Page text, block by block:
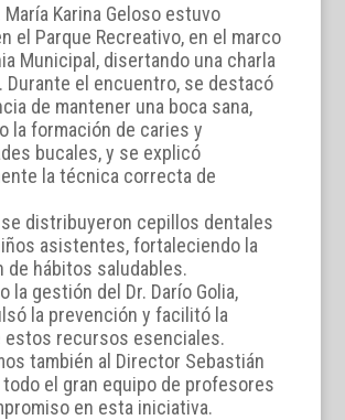
María Karina Geloso estuvo
el Parque Recreativo, en el marco
Municipal, disertando una charla
Durante el encuentro, se destacó
de mantener una boca sana,
la formación de caries y
bucales, y se explicó
la técnica correcta de
distribuyeron cepillos dentales
asistentes, fortaleciendo la
de hábitos saludables.
la gestión del Dr. Darío Golia,
la prevención y facilitó la
estos recursos esenciales.
también al Director Sebastián
todo el gran equipo de profesores
en esta iniciativa.